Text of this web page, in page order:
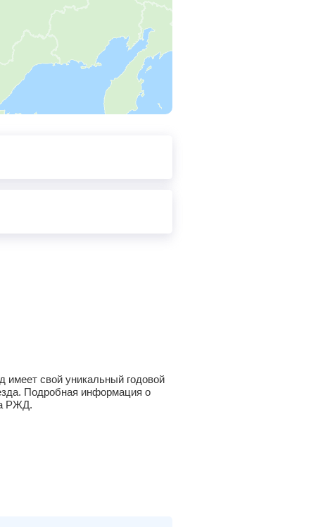
свой уникальный годовой
Подробная информация о
РЖД.